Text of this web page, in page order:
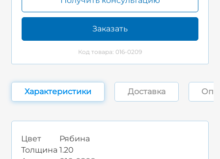
Заказать
Код товара: 016-0209
Характеристики Доставка
Цвет
Рябина
Толщина 1.20